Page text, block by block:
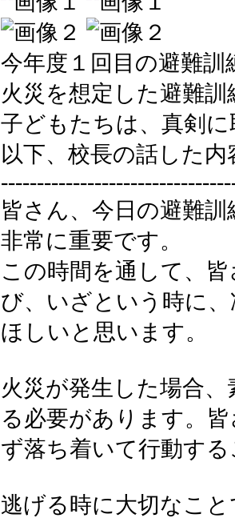
今年度１回目の避難
火災を想定した避難
子どもたちは、真剣
以下、校長の話した内
皆さん、今日の避難
非常に重要です。
この時間を通して、
び、いざという時に
ほしいと思います。
火災が発生した場合
る必要があります。
ず落ち着いて行動す
逃げる時に大切なこ